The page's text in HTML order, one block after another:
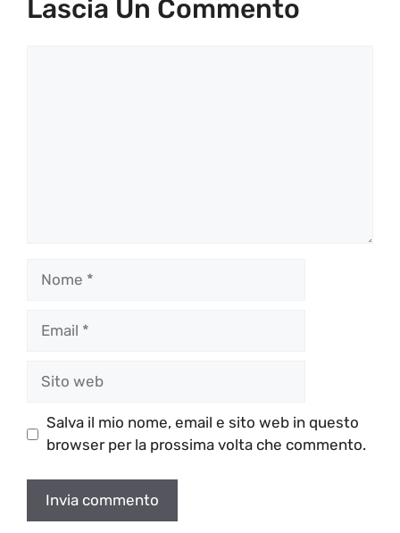
Lascia Un Commento
Salva il mio nome, email e sito web in questo
browser per la prossima volta che commento.